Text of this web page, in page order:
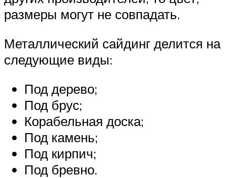
размеры могут не совпадать.
Металлический сайдинг делится на
следующие виды:
Под дерево;
Под брус;
Корабельная доска;
Под камень;
Под кирпич;
Под бревно.